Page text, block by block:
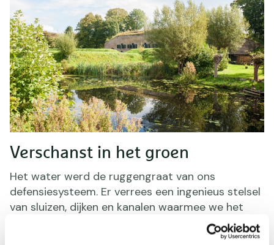
Verschanst in het groen
Het water werd de ruggengraat van ons
defensiesysteem. Er verrees een ingenieus stelsel
van sluizen, dijken en kanalen waarmee we het
land konden inunderen, onder water zetten.
Zwakke plekken in de linie werden versterkt met